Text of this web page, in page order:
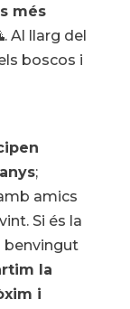
més
Al llarg del
boscos i
;
amics
Si és la
benvingut
la
i